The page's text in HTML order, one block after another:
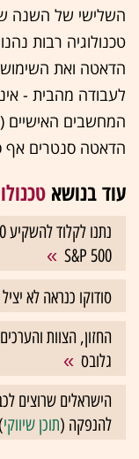
השלישי של השנה
טכנולוגיה רבות
הדאטה ואת השימוש
לעבודה מהבית -
הדאטה סנטרים אף
עוד בנושא
S&P 500
סודוקו כנראה לא
החזון, הצוות
גלובס
להנפקה (תוכן שיווקי)